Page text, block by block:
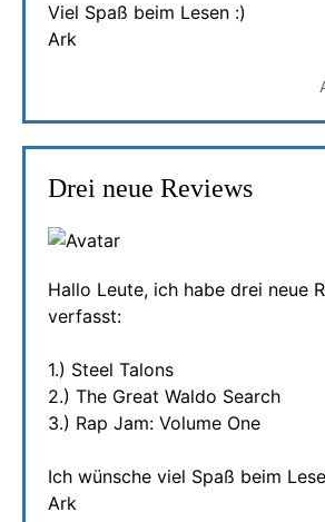
Viel Spaß beim Lesen :)
Ark
Drei neue Reviews
Hallo Leute, ich habe drei neue
verfasst:
1.) Steel Talons
2.) The Great Waldo Search
3.) Rap Jam: Volume One
Ich wünsche viel Spaß beim
Ark